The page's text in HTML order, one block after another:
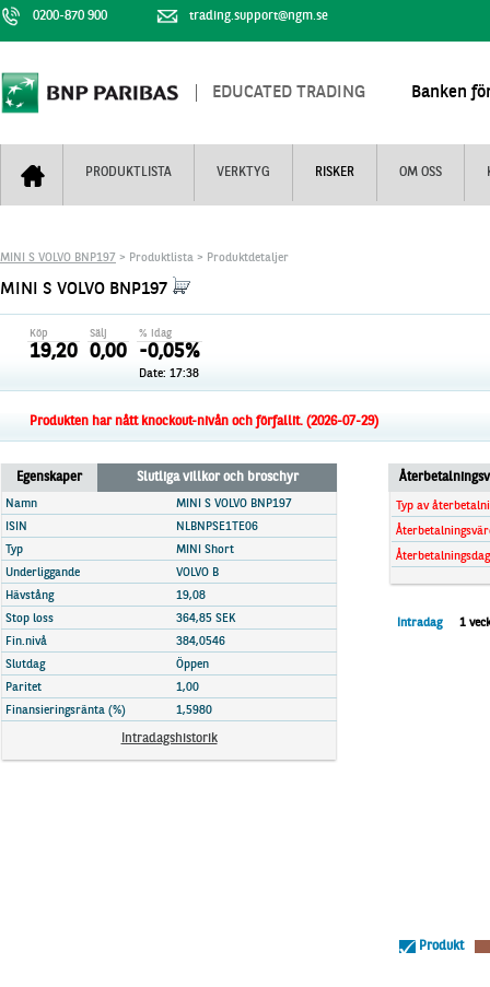
0200-870 900 trading.support@ngm.se
EDUCATED TRADING Banken
PRODUKTLISTA VERKTYG RISKER OM OSS
Mini Futures
Unlimited Turbos
Stoppade & förfallna produkter
Nyhestbrev+
Realtidskurser
Kunskapscentra+
Marknadsöversikt
Finansiell information
MINI S VOLVO BNP197 > Produktlista > Produktdetaljer
MINI S VOLVO BNP197
Köp
19,20
Sälj
0,00
% idag
-0,05%
Date: 17:38
Produkten har nått knockout-nivån och förfallit. (2026-07-29)
Egenskaper Slutliga villkor och broschyr
Namn
MINI S VOLVO BNP197
ISIN
NLBNPSE1TE06
Typ
MINI Short
Underliggande
VOLVO B
Hävstång
19,08
Stop loss
364,85 SEK
Fin.nivå
384,0546
Slutdag
Öppen
Paritet
1,00
Finansieringsränta (%)
1,5980
Intradagshistorik
Typ av
Återbetalningsdag
Intradag 1
Produkt